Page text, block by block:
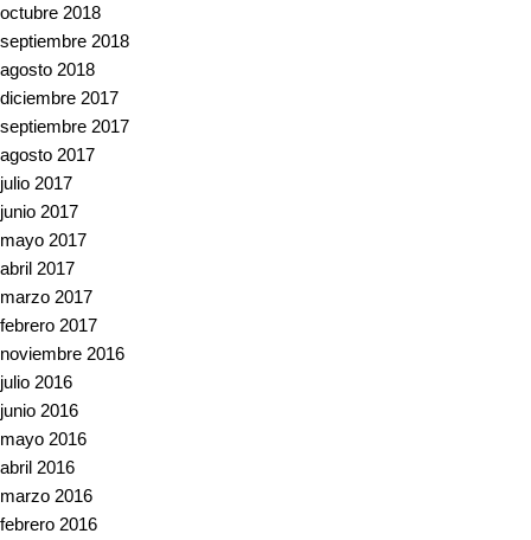
octubre 2018
septiembre 2018
agosto 2018
diciembre 2017
septiembre 2017
agosto 2017
julio 2017
junio 2017
mayo 2017
abril 2017
marzo 2017
febrero 2017
noviembre 2016
julio 2016
junio 2016
mayo 2016
abril 2016
marzo 2016
febrero 2016